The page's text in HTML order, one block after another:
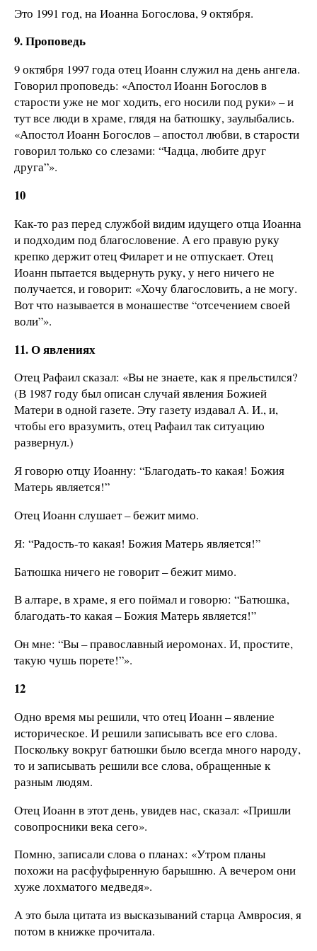
Это 1991 год, на Иоанна Богослова, 9 октября.
9. Проповедь
9 октября 1997 года отец Иоанн служил на день ангела.
Говорил проповедь: «Апостол Иоанн Богослов в
старости уже не мог ходить, его носили под руки» – и
тут все люди в храме, глядя на батюшку, заулыбались.
«Апостол Иоанн Богослов – апостол любви, в старости
говорил только со слезами: “Чадца, любите друг
друга”».
10
Как-то раз перед службой видим идущего отца Иоанна
и подходим под благословение. А его правую руку
крепко держит отец Филарет и не отпускает. Отец
Иоанн пытается выдернуть руку, у него ничего не
получается, и говорит: «Хочу благословить, а не могу.
Вот что называется в монашестве “отсечением своей
воли”».
11. О явлениях
Отец Рафаил сказал: «Вы не знаете, как я прельстился?
(В 1987 году был описан случай явления Божией
Матери в одной газете. Эту газету издавал А. И., и,
чтобы его вразумить, отец Рафаил так ситуацию
развернул.)
Я говорю отцу Иоанну: “Благодать-то какая! Божия
Матерь является!”
Отец Иоанн слушает – бежит мимо.
Я: “Радость-то какая! Божия Матерь является!”
Батюшка ничего не говорит – бежит мимо.
В алтаре, в храме, я его поймал и говорю: “Батюшка,
благодать-то какая – Божия Матерь является!”
Он мне: “Вы – православный иеромонах. И, простите,
такую чушь порете!”».
12
Одно время мы решили, что отец Иоанн – явление
историческое. И решили записывать все его слова.
Поскольку вокруг батюшки было всегда много народу,
то и записывать решили все слова, обращенные к
разным людям.
Отец Иоанн в этот день, увидев нас, сказал: «Пришли
совопросники века сего».
Помню, записали слова о планах: «Утром планы
похожи на расфуфыренную барышню. А вечером они
хуже лохматого медведя».
А это была цитата из высказываний старца Амвросия, я
потом в книжке прочитала.